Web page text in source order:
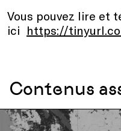
Vous pouvez lire et
ici https://
Contenus